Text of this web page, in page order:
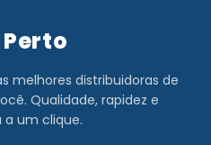
Perto
melhores distribuidoras de
Qualidade, rapidez e
um clique.